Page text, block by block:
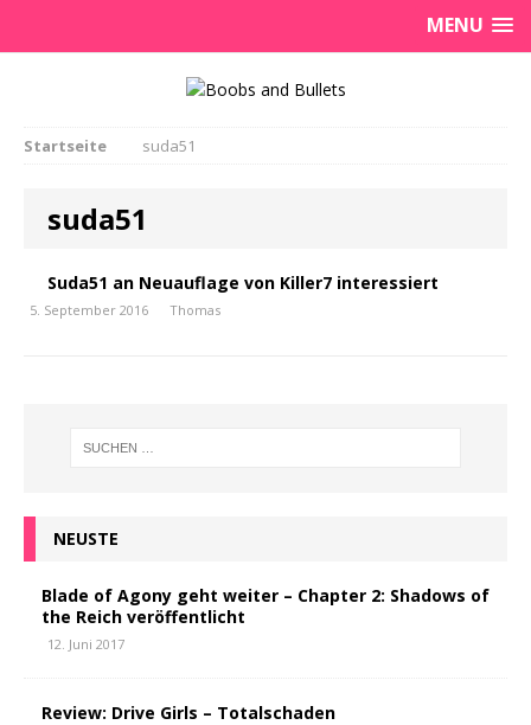
MENU
Startseite suda51
suda51
Suda51 an Neuauflage von Killer7 interessiert
5. September 2016 Thomas
NEUSTE
Blade of Agony geht weiter – Chapter 2: Shadows of
the Reich veröffentlicht
12. Juni 2017
Review: Drive Girls – Totalschaden